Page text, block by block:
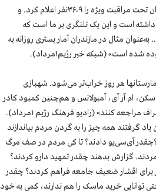
سخنگوی وزارت بهداشت رژیم، شمار قربانیان ۲۴ساعت گذشته را ۲۱۹نفر و شمار بیماران تحت مراقبت ویژه را ۳۶۰۹نفر اعلام کرد. و
قرار گرفتند ۴۰درصد روند افزایشی داشته است و این یک تلنگری بر ما است که
مثال در مازندران آمار بستری روزانه به
است» (شبکه خبر رژیم۱مرداد).
هر روز خراب‌تر می‌شود. شهبازی
ام آر آی، آمبولانس و هم‌چنین کمبود کادر
درمانی خصوصاً متخصص عفونی باعث شده مردم به ناچار برای درمان به شهرهای اطراف مراجعه کنند» (رادیو فرهنگ رژیم ۱مرداد).
گرفتند همه چیز را به گردن مردم بیاندازند
آی‌سی‌یو دادند؟ تا کی مردم در صف مرگ
گزارش بدهند چقدر تمهید دارو کردند؟
برای اقشار ضعیف جامعه فراهم کردند؟ چقدر
خرید ماسک را هم ندارند، کمی به خود